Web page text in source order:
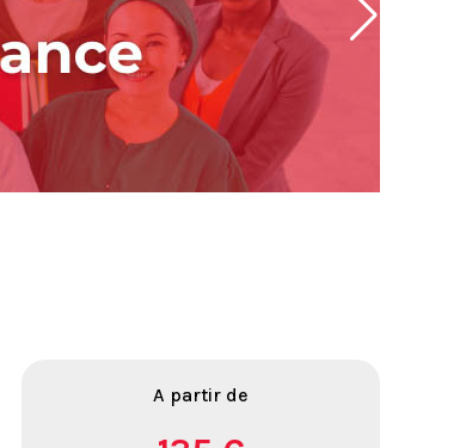
A partir de